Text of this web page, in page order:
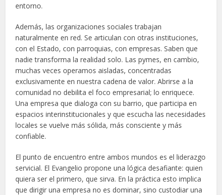
entorno.
Además, las organizaciones sociales trabajan
naturalmente en red. Se articulan con otras instituciones,
con el Estado, con parroquias, con empresas. Saben que
nadie transforma la realidad solo. Las pymes, en cambio,
muchas veces operamos aisladas, concentradas
exclusivamente en nuestra cadena de valor. Abrirse a la
comunidad no debilita el foco empresarial; lo enriquece.
Una empresa que dialoga con su barrio, que participa en
espacios interinstitucionales y que escucha las necesidades
locales se vuelve más sólida, más consciente y más
confiable.
El punto de encuentro entre ambos mundos es el liderazgo
servicial. El Evangelio propone una lógica desafiante: quien
quiera ser el primero, que sirva. En la práctica esto implica
que dirigir una empresa no es dominar, sino custodiar una